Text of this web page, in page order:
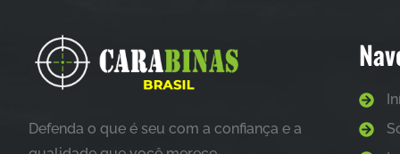
Defenda o que é seu com a confiança e a